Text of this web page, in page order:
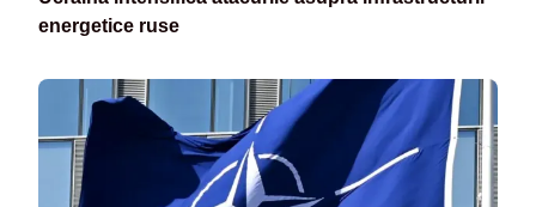
energetice ruse